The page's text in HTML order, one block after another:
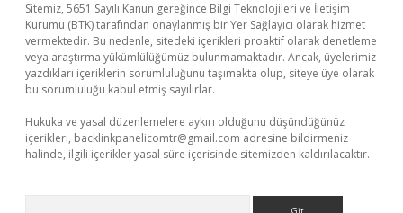
Sitemiz, 5651 Sayılı Kanun gereğince Bilgi Teknolojileri ve İletişim
Kurumu (BTK) tarafından onaylanmış bir Yer Sağlayıcı olarak hizmet
vermektedir. Bu nedenle, sitedeki içerikleri proaktif olarak denetleme
veya araştırma yükümlülüğümüz bulunmamaktadır. Ancak, üyelerimiz
yazdıkları içeriklerin sorumluluğunu taşımakta olup, siteye üye olarak
bu sorumluluğu kabul etmiş sayılırlar.
Hukuka ve yasal düzenlemelere aykırı olduğunu düşündüğünüz
içerikleri, backlinkpanelicomtr@gmail.com adresine bildirmeniz
halinde, ilgili içerikler yasal süre içerisinde sitemizden kaldırılacaktır.